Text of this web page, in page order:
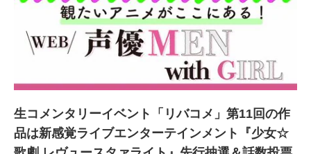
生コメンタリーイベント「リバコメ」第11回の作
品は新感覚ライブエンターテインメント『少女☆